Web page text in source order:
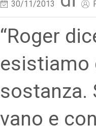
30/11/2013
“Roger
esistiamo
vano e